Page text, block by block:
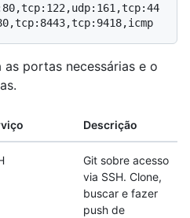
portas necessárias e o
Descrição
Git sobre acesso
via SSH. Clone,
buscar e fazer
push de